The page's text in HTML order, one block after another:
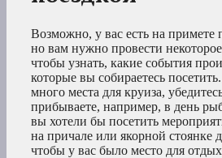
Возможно, у вас есть на примете
но вам нужно провести
чтобы узнать, какие события
которые вы собираетесь
много места для круиза,
прибываете, например, в день
вы хотели бы посетить
на причале или якорной стоянке
чтобы у вас было место для